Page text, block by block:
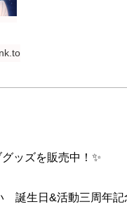
ッズを販売中！✨
誕生日&活動三周年記